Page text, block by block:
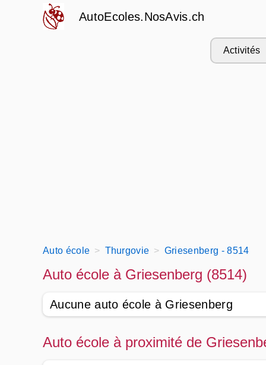
AutoEcoles.NosAvis.ch
Activités
Auto école Thurgovie Griesenberg - 8514
Auto école à Griesenberg (8514)
Aucune auto école à Griesenberg
Auto école à proximité de